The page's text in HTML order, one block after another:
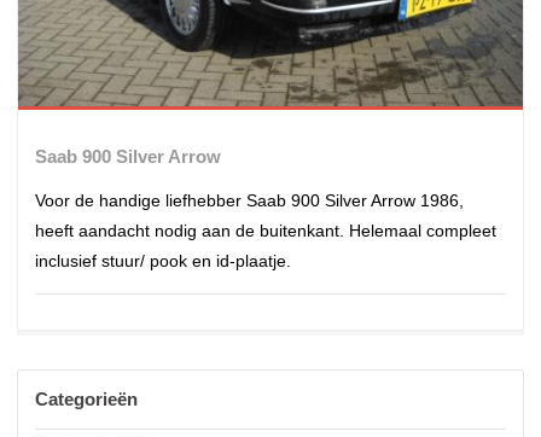
Saab 900 Silver Arrow
Voor de handige liefhebber Saab 900 Silver Arrow 1986,
heeft aandacht nodig aan de buitenkant. Helemaal compleet
inclusief stuur/ pook en id-plaatje.
Categorieën